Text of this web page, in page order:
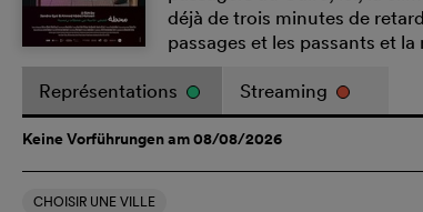
déjà de trois minutes de
passages et les passants et
Représentations Streaming
Keine Vorführungen am 08/08/2026
CHOISIR UNE VILLE